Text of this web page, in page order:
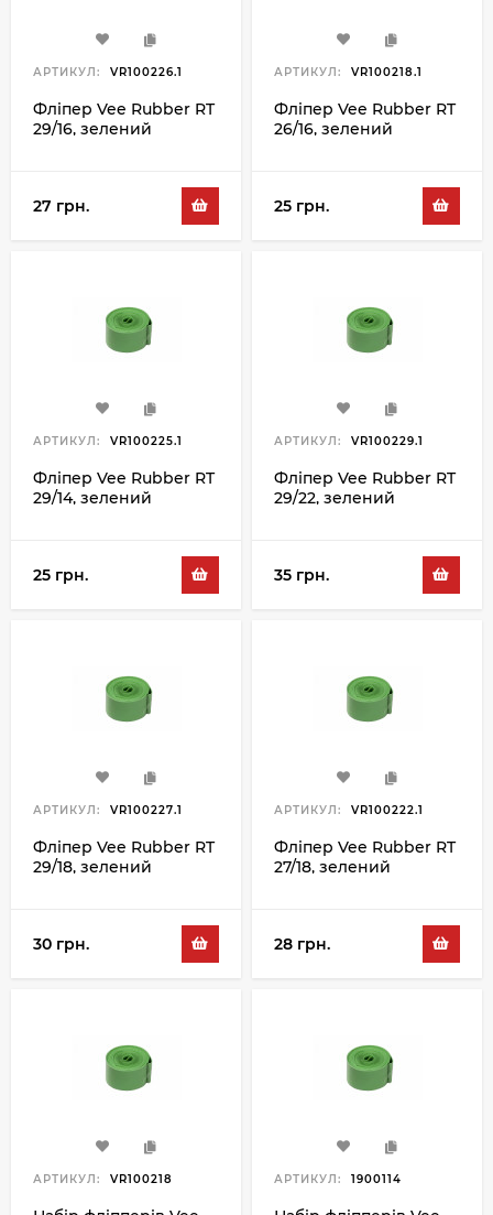
АРТИКУЛ: VR100226.1
Фліпер Vee Rubber RT
29/16, зелений
27 грн.
АРТИКУЛ: VR100218.1
Фліпер Vee Rubber RT
26/16, зелений
25 грн.
АРТИКУЛ: VR100225.1
Фліпер Vee Rubber RT
29/14, зелений
25 грн.
АРТИКУЛ: VR100229.1
Фліпер Vee Rubber RT
29/22, зелений
35 грн.
АРТИКУЛ: VR100227.1
Фліпер Vee Rubber RT
29/18, зелений
30 грн.
АРТИКУЛ: VR100222.1
Фліпер Vee Rubber RT
27/18, зелений
28 грн.
АРТИКУЛ: VR100218 АРТИКУЛ: 1900114